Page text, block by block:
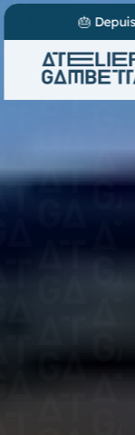
conçoit,